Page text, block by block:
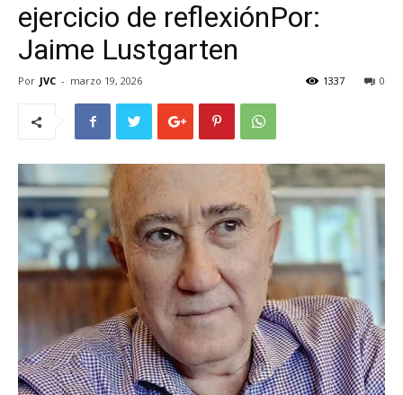
ejercicio de reflexiónPor:
Jaime Lustgarten
Por JVC - marzo 19, 2026 0
1337